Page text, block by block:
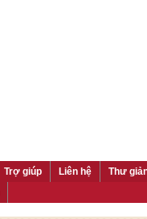
Trợ giúp Liên hệ
Thư